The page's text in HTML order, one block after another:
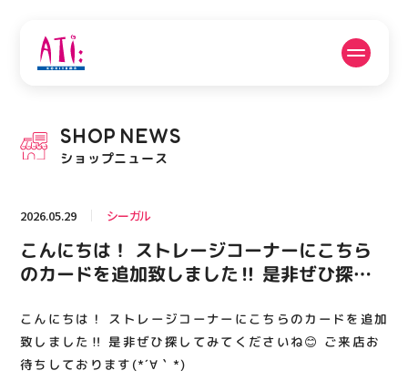
PICK UP NEWS
ピックアップニュース
フロアガイド 営業時間
ACCESS
アクセス・駐車場
RECRUIT
スタッフ募集
SHOP NEWS
ショップニュース
2026.05.29 シーガル
こんにちは！ ストレージコーナーにこちら
のカードを追加致しました‼️ 是非ぜひ探し
ます(*´∀｀*)
こんにちは！ ストレージコーナーにこちらのカードを追加
致しました‼️ 是非ぜひ探してみてくださいね😊 ご来店お
待ちしております(*´∀｀*)